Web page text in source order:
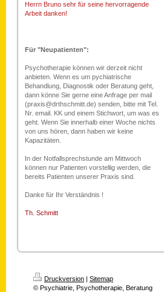
Herrn Bruno sehr für seine hervorragende
Arbeit danken!
Für "Neupatienten":
Psychotherapie können wir derzeit nicht
anbieten. Wenn es um pychiatrische
Behandlung, Diagnostik oder Beratung geht,
dann könne Sie gerne eine Anfrage per mail
(praxis@drthschmitt.de) senden, bitte mit Tel.
Nr. email. KK und einem Stichwort, um was es
geht. Wenn Sie innerhalb einer Woche nichts
von uns hören, dann haben wir keine
Kapazitäten.
In der Notfallsprechstunde am Mittwoch
können nur Patienten vorstellig werden, die
bereits Patienten unserer Praxis sind.
Danke für Ihr Verständnis !
Th. Schmitt
Druckversion | Sitemap
© Psychiatrie, Psychotherapie, Beratung